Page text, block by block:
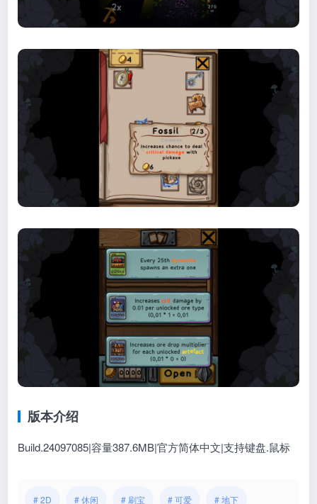
版本介绍
Build.24097085|容量387.6MB|官方简体中文|支持键盘.鼠标
# 2D # 休闲 # 刷宝 # 可爱 # 地下